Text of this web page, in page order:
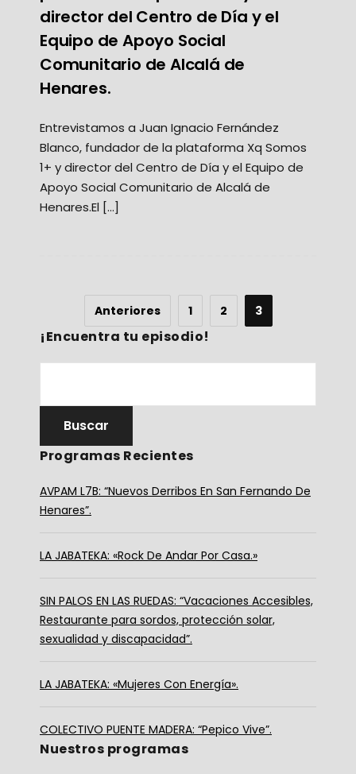
director del Centro de Día y el
Equipo de Apoyo Social
Comunitario de Alcalá de
Henares.
Entrevistamos a Juan Ignacio Fernández
Blanco, fundador de la plataforma Xq Somos
1+ y director del Centro de Día y el Equipo de
Apoyo Social Comunitario de Alcalá de
Henares.El […]
Anteriores 1 2 3
¡Encuentra tu episodio!
Programas Recientes
AVPAM L7B: “Nuevos Derribos En San Fernando De
Henares”.
LA JABATEKA: «Rock De Andar Por Casa.»
SIN PALOS EN LAS RUEDAS: “Vacaciones Accesibles,
Restaurante para sordos, protección solar,
sexualidad y discapacidad”.
LA JABATEKA: «Mujeres Con Energía».
COLECTIVO PUENTE MADERA: “Pepico Vive”.
Nuestros programas